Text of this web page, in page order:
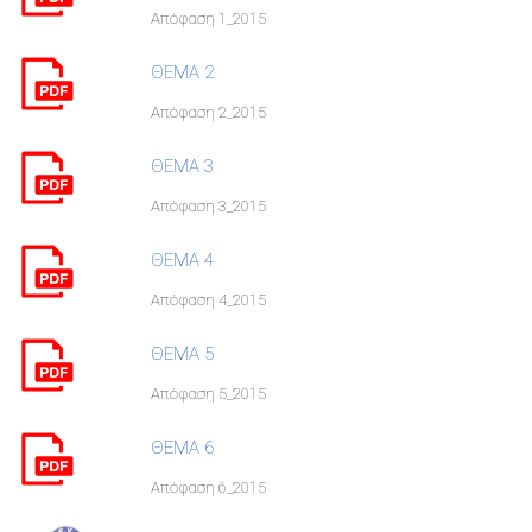
Απόφαση 1_2015
ΘΕΜΑ 2
Απόφαση 2_2015
ΘΕΜΑ 3
Απόφαση 3_2015
ΘΕΜΑ 4
Απόφαση 4_2015
ΘΕΜΑ 5
Απόφαση 5_2015
ΘΕΜΑ 6
Απόφαση 6_2015